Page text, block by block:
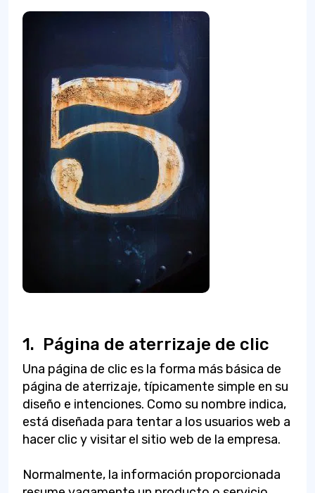
1. Página de aterrizaje de clic
Una página de clic es la forma más básica de
página de aterrizaje, típicamente simple en su
diseño e intenciones. Como su nombre indica,
está diseñada para tentar a los usuarios web a
hacer clic y visitar el sitio web de la empresa.
Normalmente, la información proporcionada